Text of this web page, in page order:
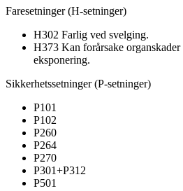
Faresetninger (H-setninger)
H302 Farlig ved svelging.
H373 Kan forårsake
eksponering.
Sikkerhetssetninger (P-setninger)
P101
P102
P260
P264
P270
P301+P312
P501